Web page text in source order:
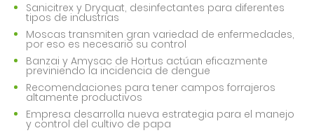
Sanicitrex y Dryquat, desinfectantes para diferentes
tipos de industrias
Moscas transmiten gran variedad de enfermedades,
por eso es necesario su control
Banzai y Amysac de Hortus actúan eficazmente
previniendo la incidencia de dengue
Recomendaciones para tener campos forrajeros
altamente productivos
Empresa desarrolla nueva estrategia para el manejo
y control del cultivo de papa